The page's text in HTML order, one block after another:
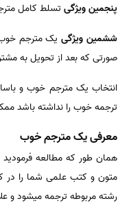
پنجمین ویژگی تسلط کامل
ششمین ویژگییک مترجم خوب
صورتی که بعد از تحویل به
انتخاب یک مترجم خوب و
ترجمه خوب را نداشته باشد
معرفی یک مترجم خوب
همان طور که مطالعه
متون و کتب علمی شما را در
رشته مربوطه ترجمه میشود و